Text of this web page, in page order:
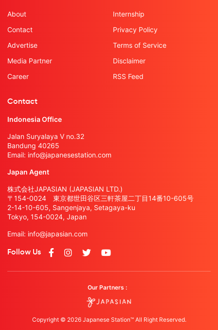
About
Contact
Advertise
Media Partner
Career
Internship
Privacy Policy
Terms of Service
Disclaimer
RSS Feed
Contact
Indonesia Office
Jalan Suryalaya V no.32
Bandung 40265
Email: info@japanesestation.com
Japan Agent
株式会社JAPASIAN (JAPASIAN LTD.)
〒154-0024 東京都世田谷区三軒茶屋二丁目14番10-605号
2-14-10-605, Sangenjaya, Setagaya-ku
Tokyo, 154-0024, Japan
Email: info@japasian.com
Follow Us
Our Partners :
Copyright © 2026 Japanese Station™ All Right Reserved.